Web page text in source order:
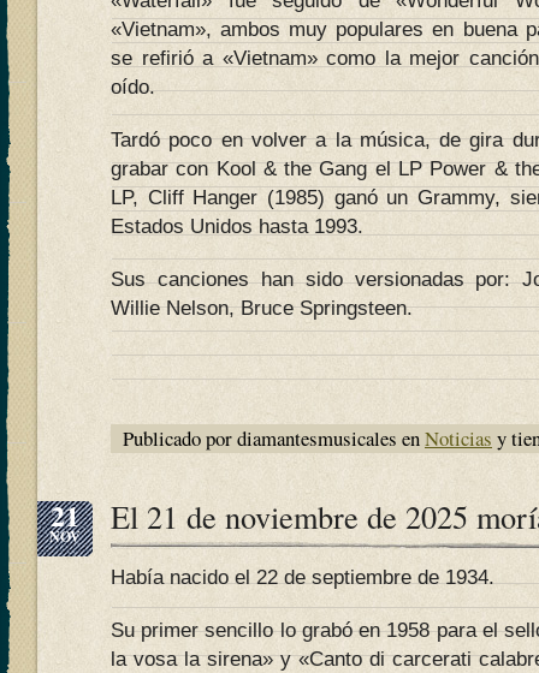
«Vietnam», ambos muy populares en buena
se refirió a «Vietnam» como la mejor
oído.
Tardó poco en volver a la música, de gira
grabar con Kool & the Gang el LP Power &
LP, Cliff Hanger (1985) ganó un Grammy,
Estados Unidos hasta 1993.
Sus canciones han sido versionadas por:
Willie Nelson, Bruce Springsteen.
Publicado por diamantesmusicales enNoticias y
21
NOV El 21 de noviembre de 2025
Había nacido el 22 de septiembre de 1934.
Su primer sencillo lo grabó en 1958 para el
la vosa la sirena» y «Canto di carcerati